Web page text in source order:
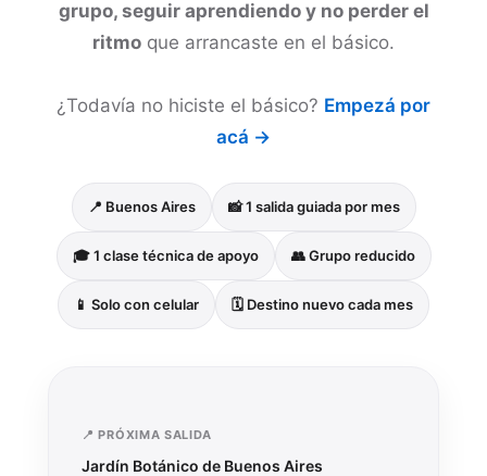
grupo, seguir aprendiendo y no perder el
ritmo que arrancaste en el básico.
¿Todavía no hiciste el básico? Empezá por
acá →
📍 Buenos Aires 📸 1 salida guiada por mes
🎓 1 clase técnica de apoyo 👥 Grupo reducido
📱 Solo con celular 🗓️ Destino nuevo cada mes
📍 PRÓXIMA SALIDA
Jardín Botánico de Buenos Aires